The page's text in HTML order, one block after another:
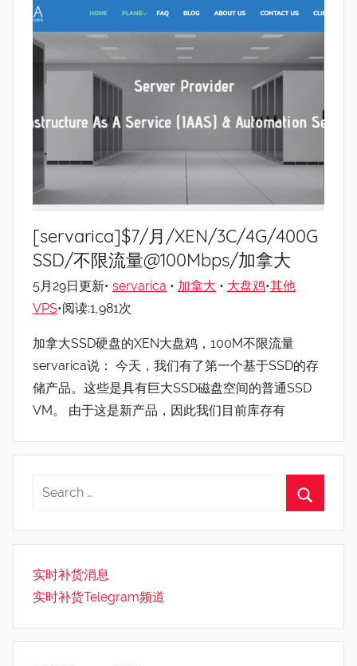
[servarica]$7/月/XEN/3C/4G/400G
SSD/不限流量@100Mbps/加拿大
5月29日更新• servarica • 加拿大 • 大盘鸡•其他
VPS•阅读:1,981次
加拿大SSD硬盘的XEN大盘鸡，100M不限流量
servarica说： 今天，我们有了第一个基于SSD的存
储产品。这些是具有巨大SSD磁盘空间的普通SSD
VM。 由于这是新产品，因此我们目前库存有
实时补货消息
实时补货Telegram频道